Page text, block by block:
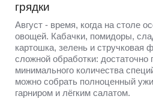
грядки
Август - время, когда на столе
овощей. Кабачки, помидоры,
картошка, зелень и стручковая
сложной обработки: достаточно
минимального количества
можно собрать полноценный
гарниром и лёгким салатом.